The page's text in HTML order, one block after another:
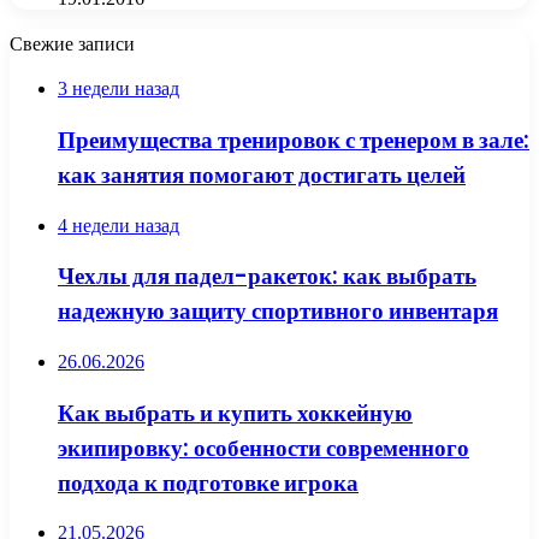
Свежие записи
3 недели назад
Преимущества тренировок с тренером в зале:
как занятия помогают достигать целей
4 недели назад
Чехлы для падел-ракеток: как выбрать
надежную защиту спортивного инвентаря
26.06.2026
Как выбрать и купить хоккейную
экипировку: особенности современного
подхода к подготовке игрока
21.05.2026